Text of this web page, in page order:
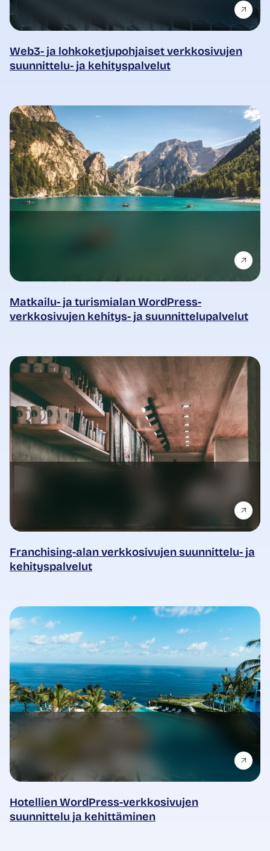
Web3- ja lohkoketjupohjaiset verkkosivujen
suunnittelu- ja kehityspalvelut
Matkailu- ja turismialan WordPress-
verkkosivujen kehitys- ja suunnittelupalvelut
Franchising-alan verkkosivujen suunnittelu- ja
kehityspalvelut
Hotellien WordPress-verkkosivujen
suunnittelu ja kehittäminen